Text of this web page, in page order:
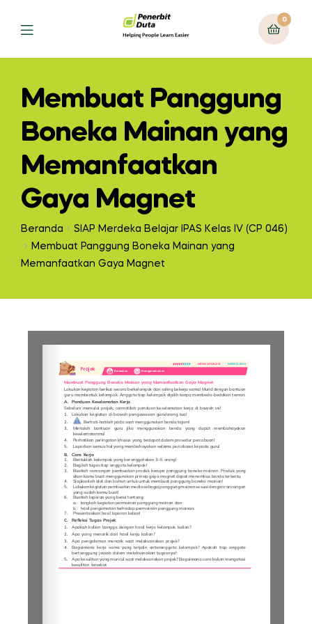
0
Membuat Panggung
Boneka Mainan yang
Memanfaatkan
Gaya Magnet
Beranda
SIAP Merdeka Belajar IPAS Kelas IV (CP 046)
Membuat Panggung Boneka Mainan yang
Memanfaatkan Gaya Magnet